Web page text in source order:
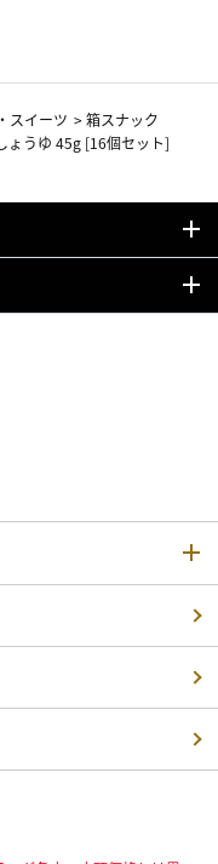
スイーツ >箱スナック
ょうゆ 45g [16個セット]